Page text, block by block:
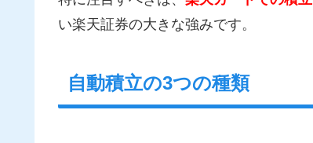
い楽天証券の大きな強みです。
自動積立の3つの種類